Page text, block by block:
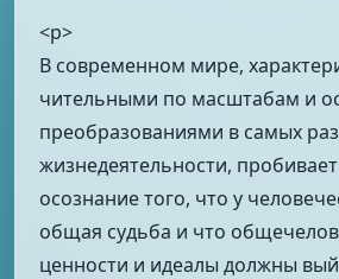
<p>
В современном мире,
чительными по масштабам и
преобразованиями в самых
жизнедеятельности,
осознание того, что у
общая судьба и что
ценности и идеалы должны